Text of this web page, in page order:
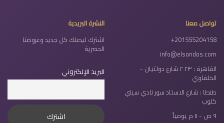
تواصل معنا
+201555204158
info@elsondos.com
القاهرة : ٢٣ ٢ شارع دولتيان -
الخلفاوي
طنطا : شارع الاستاد سور نادي سيتي
كلوب
٩ ص - ١١ م يومياً
النشرة البريدية
اشترك ليصلك كل جديد وعروضنا
الحصرية
البريد الإلكتروني